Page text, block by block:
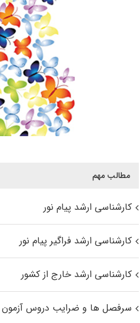
مطالب مهم
کارشناسی ارشد پیام نور
کارشناسی ارشد فراگیر پیام نور
کارشناسی ارشد خارج از کشور
سرفصل ها و ضرایب دروس آزمون